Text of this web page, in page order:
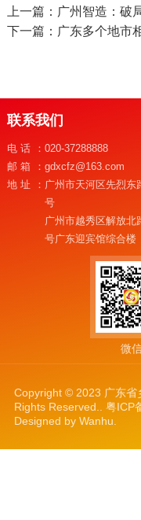
上一篇：广州智造：破
联系我们
电话： 020-37288888
邮箱： gdxcfz@163.com
地址： 广州市天河区先烈东
号
广州市越秀区解放北
号广东迎宾馆综合楼
微
Copyright © 2023 广东省
Rights Reserved.. 粤ICP
Designed by Wanhu